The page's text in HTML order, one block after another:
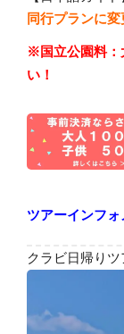
同行プランに
※国立公園料
い！
ツアーインフ
クラビ日帰りツ